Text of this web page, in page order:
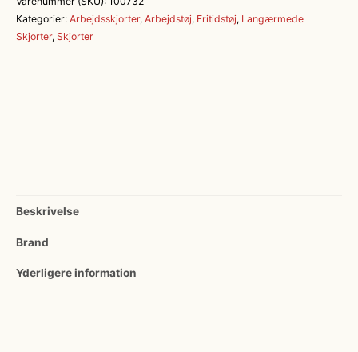
Bomuld
antal
Kategorier: Arbejdsskjorter, Arbejdstøj, Fritidstøj, Langærmede
Skjorter, Skjorter
Beskrivelse
Brand
Yderligere information